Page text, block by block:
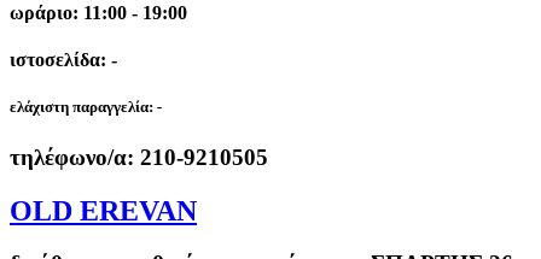
ωράριο: 11:00 - 19:00
ιστοσελίδα: -
ελάχιστη παραγγελία: -
τηλέφωνο/α: 210-9210505
OLD EREVAN